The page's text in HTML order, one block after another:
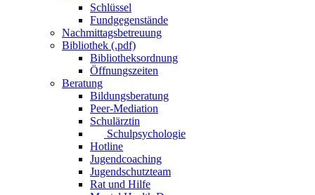
Schlüssel
Fundgegenstände
Nachmittagsbetreuung
Bibliothek (.pdf)
Bibliotheksordnung
Öffnungszeiten
Beratung
Bildungsberatung
Peer-Mediation
Schulärztin
Schulpsychologie
Hotline
Jugendcoaching
Jugendschutzteam
Rat und Hilfe